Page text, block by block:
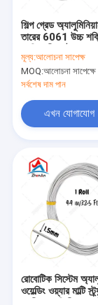
শিল্প গ্রেড
তারের 6061 উচ্চ
মূল্য:আলোচনা সাপেক্ষ
MOQ:আলোচনা সাপেক্ষে
সর্বশেষ দাম পান
এখন যোগাযোগ
রোবোটিক সিস্টেম
ওয়েল্ডিং ওয়্যার মাল্টি